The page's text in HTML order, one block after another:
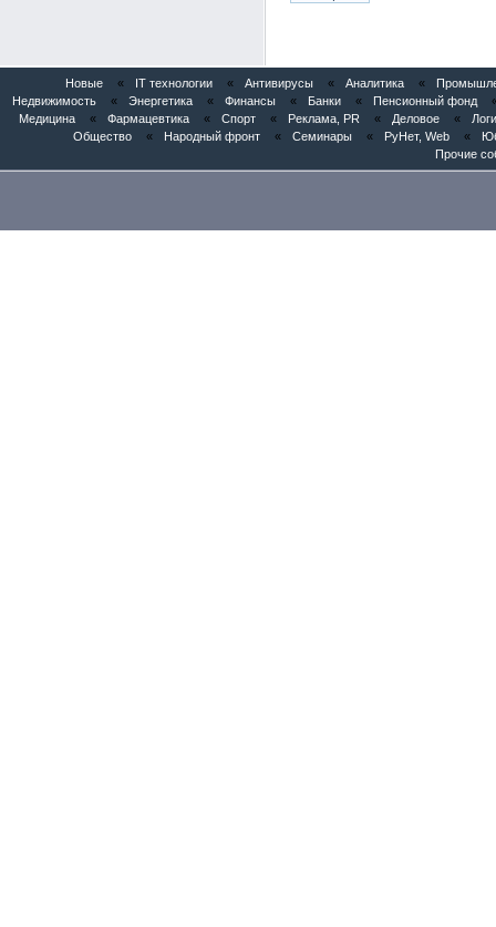
Новые « IT технологии « Антивирусы « Аналитика «
Недвижимость
« Энергетика « Финансы « Банки « Пенсионный фонд
Медицина
« Фармацевтика « Спорт « Реклама, PR « Деловое «
Общество
« Народный фронт « Семинары « РуНет, Web «
Прочие